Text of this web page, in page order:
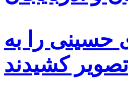
حسینی را به
تصویر کشیدند